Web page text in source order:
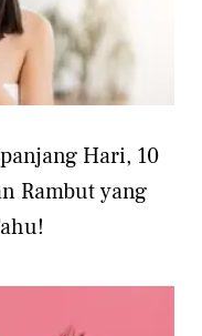
Hari, 10
Rambut yang